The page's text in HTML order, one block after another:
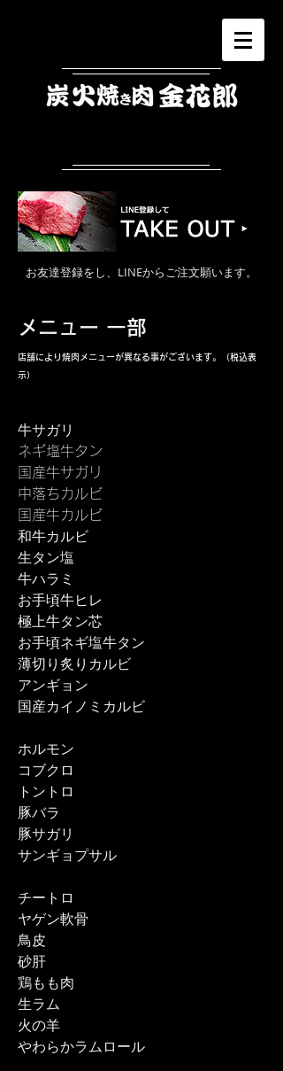
お友達登録をし、LINEからご注文願います。
メニュー 一部
店舗により焼肉メニューが異なる事がございます。（税込表
示）
牛サガリ
ネギ塩牛タン
国産牛サガリ
中落ちカルビ
国産牛カルビ
和牛カルビ
​生タン塩
牛ハラミ
お手頃牛ヒレ
極上牛タン芯
お手頃ネギ塩牛タン
​薄切り炙りカルビ
アンギョン
​国産カイノミカルビ
ホルモン
コブクロ
トントロ
豚バラ
豚サガリ
サンギョプサル
チートロ
ヤゲン軟骨
鳥皮
砂肝
鶏もも肉
生ラム
火の羊
​やわらかラムロール